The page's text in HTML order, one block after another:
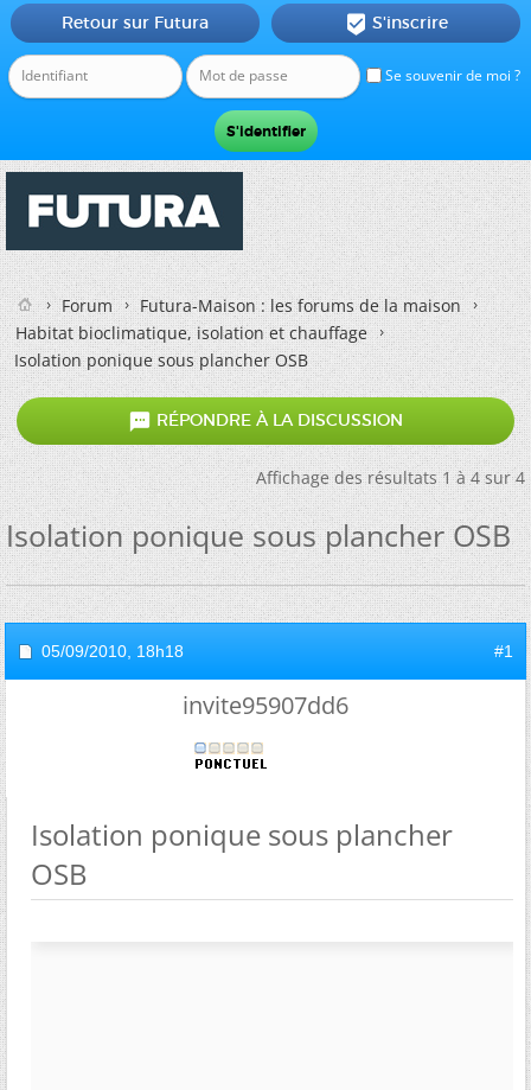
Se souvenir de moi ?
Retour sur Futura  S'inscrire
Forum
Futura-Maison : les forums de la maison
Habitat bioclimatique, isolation et chauffage
Isolation ponique sous plancher OSB
 RÉPONDRE À LA DISCUSSION
Affichage des résultats 1 à 4 sur 4
Isolation ponique sous plancher OSB
05/09/2010, 18h18 #1
invite95907dd6
Isolation ponique sous plancher
OSB